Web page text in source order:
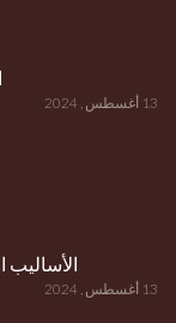
13 أغسطس , 2024
الأساليب
13 أغسطس , 2024